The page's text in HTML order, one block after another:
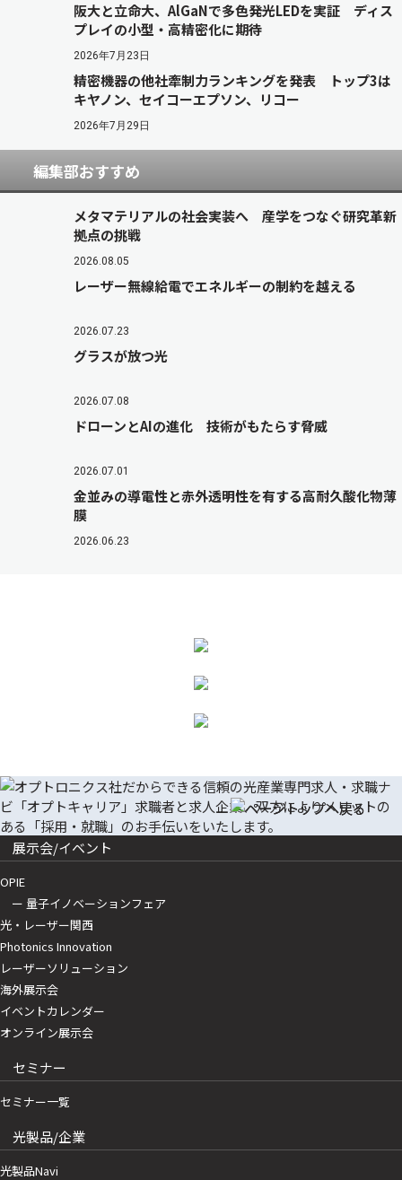
阪大と立命大、AlGaNで多色発光LEDを実証 ディス
プレイの小型・高精密化に期待
2026年7月23日
精密機器の他社牽制力ランキングを発表 トップ3は
キヤノン、セイコーエプソン、リコー
2026年7月29日
編集部おすすめ
メタマテリアルの社会実装へ 産学をつなぐ研究革新
拠点の挑戦
2026.08.05
レーザー無線給電でエネルギーの制約を越える
2026.07.23
グラスが放つ光
2026.07.08
ドローンとAIの進化 技術がもたらす脅威
2026.07.01
金並みの導電性と赤外透明性を有する高耐久酸化物薄
膜
2026.06.23
展示会/イベント
OPIE
ー 量子イノベーションフェア
光・レーザー関西
Photonics Innovation
レーザーソリューション
海外展示会
イベントカレンダー
オンライン展示会
セミナー
セミナー一覧
光製品/企業
光製品Navi